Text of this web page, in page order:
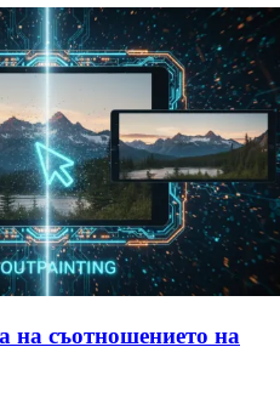
съотношението на